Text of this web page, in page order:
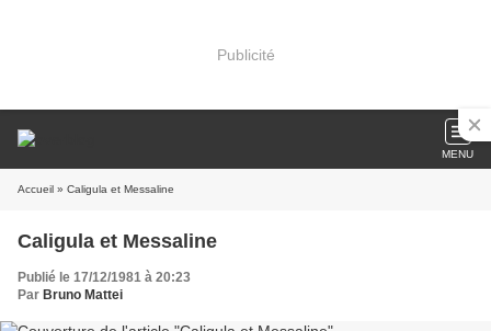
Publicité
MENU
Accueil » Caligula et Messaline
Caligula et Messaline
Publié le 17/12/1981 à 20:23
Par Bruno Mattei